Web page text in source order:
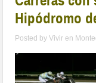
Hipódromo
Posted byVivir en